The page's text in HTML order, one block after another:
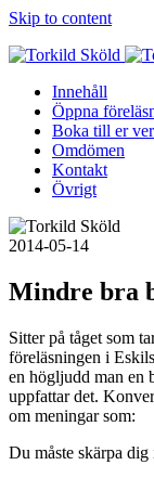
Skip to content
Innehåll
Öppna
Boka till er
Omdömen
Kontakt
Övrigt
2014-05-14
Mindre bra
Sitter på tåget som
föreläsningen i
en högljudd man en
uppfattar det.
om meningar som:
Du måste skärpa